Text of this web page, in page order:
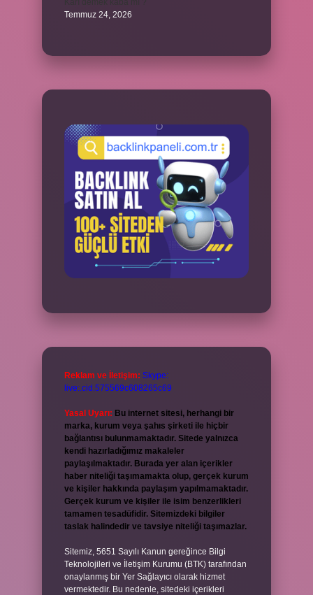
Temmuz 24, 2026
Reklam ve İletişim: Skype:
live:.cid.575569c608265c69
Yasal Uyarı: Bu internet sitesi, herhangi bir
marka, kurum veya şahıs şirketi ile hiçbir
bağlantısı bulunmamaktadır. Sitede yalnızca
kendi hazırladığımız makaleler
paylaşılmaktadır. Burada yer alan içerikler
haber niteliği taşımamakta olup, gerçek kurum
ve kişiler hakkında paylaşım yapılmamaktadır.
Gerçek kurum ve kişiler ile isim benzerlikleri
tamamen tesadüfidir. Sitemizdeki bilgiler
taslak halindedir ve tavsiye niteliği taşımazlar.
Sitemiz, 5651 Sayılı Kanun gereğince Bilgi
Teknolojileri ve İletişim Kurumu (BTK) tarafından
onaylanmış bir Yer Sağlayıcı olarak hizmet
vermektedir. Bu nedenle, sitedeki içerikleri